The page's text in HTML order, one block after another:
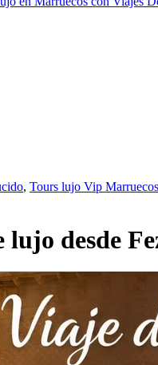
, Tours lujo Vip Marruecos
lujo desde